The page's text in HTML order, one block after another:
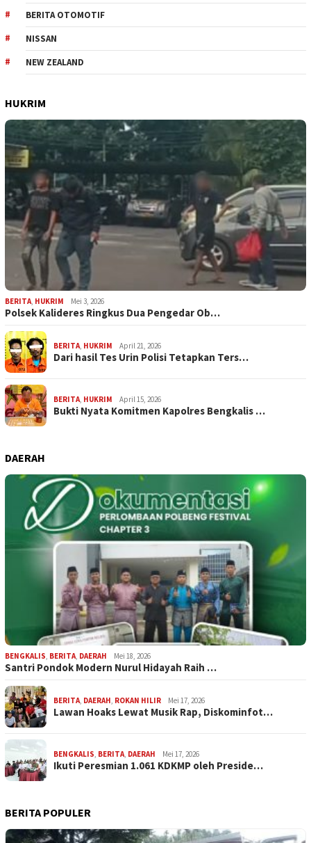
BERITA OTOMOTIF
NISSAN
NEW ZEALAND
HUKRIM
BERITA, HUKRIM Mei 3, 2026
Polsek Kalideres Ringkus Dua Pengedar Ob…
BERITA, HUKRIM April 21, 2026
Dari hasil Tes Urin Polisi Tetapkan Ters…
BERITA, HUKRIM April 15, 2026
Bukti Nyata Komitmen Kapolres Bengkalis …
DAERAH
BENGKALIS, BERITA, DAERAH Mei 18, 2026
Santri Pondok Modern Nurul Hidayah Raih …
BERITA, DAERAH, ROKAN HILIR Mei 17, 2026
Lawan Hoaks Lewat Musik Rap, Diskominfot…
BENGKALIS, BERITA, DAERAH Mei 17, 2026
Ikuti Peresmian 1.061 KDKMP oleh Preside…
BERITA POPULER